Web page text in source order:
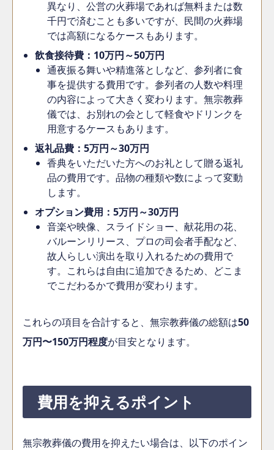
異なり、公営の火葬場であれば無料または数
千円で済むことも多いですが、民間の火葬場
では高額になるケースもあります。
飲食接待費：10万円～50万円
通夜振る舞いや精進落としなど、参列者に食
事を提供する費用です。参列者の人数や料理
の内容によって大きく変わります。無宗教葬
儀では、お別れの会として軽食やドリンクを
用意するケースもあります。
返礼品費：5万円～30万円
香典をいただいた方へのお礼として贈る返礼
品の費用です。品物の種類や数によって変動
します。
オプション費用：5万円～30万円
音楽や映像、スライドショー、献花用の花、
バルーンリリース、プロの司会者手配など、
故人らしい演出を取り入れるための費用で
す。これらは自由に追加できるため、どこま
でこだわるかで費用が変わります。
これらの項目を合計すると、無宗教葬儀の総額は50
万円〜150万円程度が目安となります。
費用を抑えるポイント
無宗教葬儀の費用を抑えたい場合は、以下のポイン